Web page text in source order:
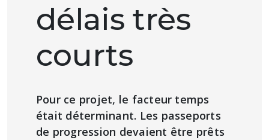
délais très
courts
Pour ce projet, le facteur temps
était déterminant. Les passeports
de progression devaient être prêts